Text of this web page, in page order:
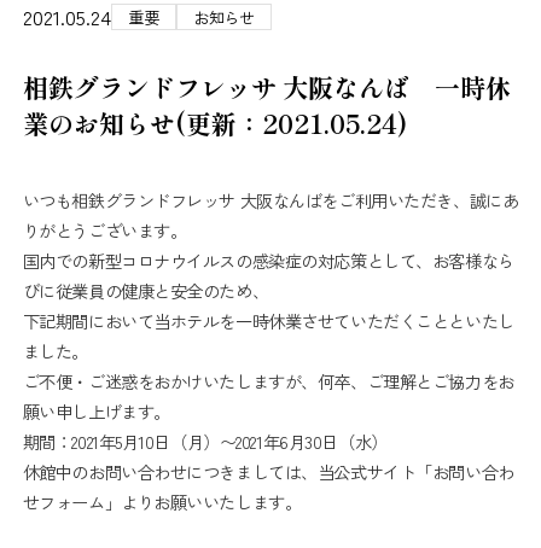
2021.05.24 重要 お知らせ
相鉄グランドフレッサ 大阪なんば 一時休
業のお知らせ(更新：2021.05.24)
いつも相鉄グランドフレッサ 大阪なんばをご利用いただき、誠にあ
りがとうございます。
国内での新型コロナウイルスの感染症の対応策として、お客様なら
びに従業員の健康と安全のため、
下記期間において当ホテルを一時休業させていただくことといたし
ました。
ご不便・ご迷惑をおかけいたしますが、何卒、ご理解とご協力をお
願い申し上げます。
期間：2021年5月10日（月）〜2021年6月30日（水）
休館中のお問い合わせにつきましては、当公式サイト「お問い合わ
せフォーム」よりお願いいたします。